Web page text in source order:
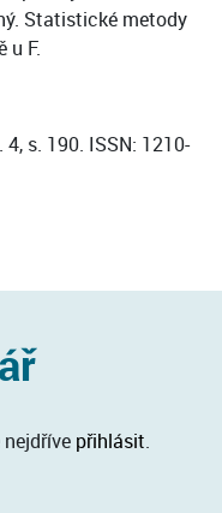
Statistické metody
u F.
s. 190. ISSN: 1210-
přihlásit.